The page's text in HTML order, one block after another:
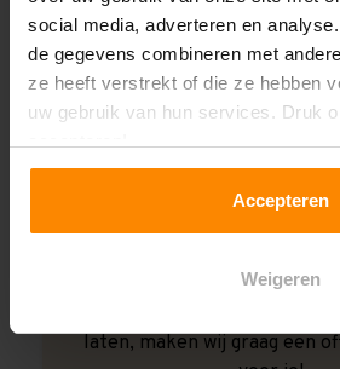
social media, adverteren en
de gegevens combineren met
ze heeft verstrekt of die ze hebben
uw gebruik van hun services. Druk
Accepteren
Weigeren
laten, maken wij graag een